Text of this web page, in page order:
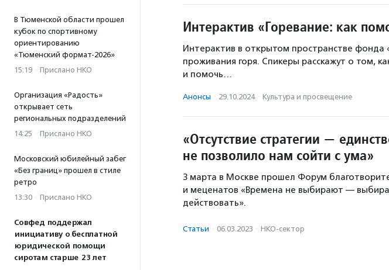
В Тюменской области прошел
кубок по спортивному
ориентированию
«Тюменский формат-2026»
15:19 · Прислано НКО
Организация «Радость»
открывает сеть
региональных подразделений
14:25 · Прислано НКО
Московский юбилейный забег
«Без границ» прошел в стиле
ретро
13:30 · Прислано НКО
Совфед поддержал
инициативу о бесплатной
юридической помощи
сиротам старше 23 лет
Интерактив «Горевание: как
Интерактив в открытом пространстве
проживания горя. Спикеры расскажут о том,
и помочь…
Анонсы · 29.10.2024 · Культура и просвещение
«Отсутствие стратегии —
не позволило нам сойти с ума»
3 марта в Москве прошел Форум
и меценатов «Времена не выбирают —
действовать».
Статьи · 06.03.2023 · НКО-сектор